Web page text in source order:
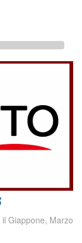
Giappone, Marzo